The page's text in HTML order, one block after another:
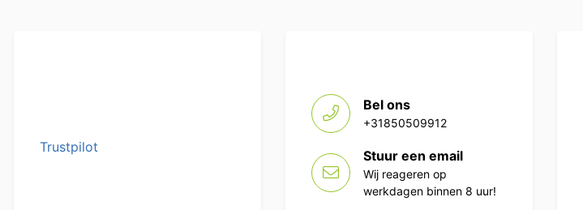
Trustpilot
Bel ons
+31850509912
Stuur een email
Wij reageren op
werkdagen binnen 8 uur!